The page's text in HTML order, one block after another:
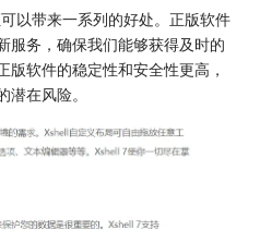
以带来一系列的好处。正版软件
服务，确保我们能够获得及时的
软件的稳定性和安全性更高，
潜在风险。